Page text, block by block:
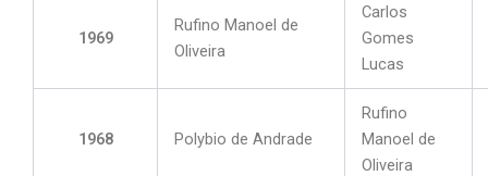
1969
Rufino Manoel de
Oliveira
Carlos
Gomes
Lucas
1968 Polybio de Andrade
Rufino
Manoel de
Oliveira